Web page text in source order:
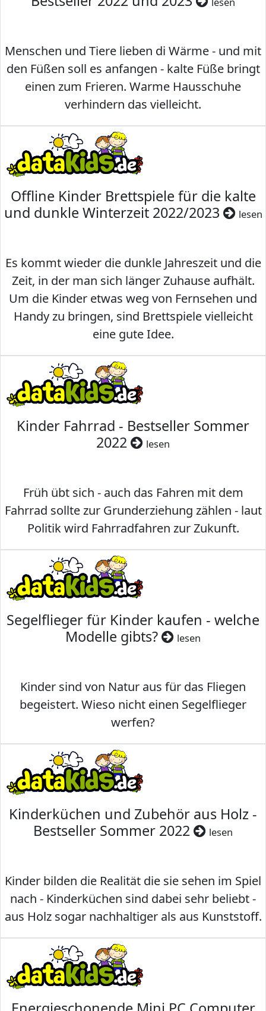
Menschen und Tiere lieben di Wärme - und mit
den Füßen soll es anfangen - kalte Füße bringt
einen zum Frieren. Warme Hausschuhe
verhindern das vielleicht.
Offline Kinder Brettspiele für die kalte
und dunkle Winterzeit 2022/2023
lesen
Es kommt wieder die dunkle Jahreszeit und die
Zeit, in der man sich länger Zuhause aufhält.
Um die Kinder etwas weg von Fernsehen und
Handy zu bringen, sind Brettspiele vielleicht
eine gute Idee.
Kinder Fahrrad - Bestseller Sommer
2022
lesen
Früh übt sich - auch das Fahren mit dem
Fahrrad sollte zur Grunderziehung zählen - laut
Politik wird Fahrradfahren zur Zukunft.
Segelflieger für Kinder kaufen - welche
Modelle gibts?
lesen
Kinder sind von Natur aus für das Fliegen
begeistert. Wieso nicht einen Segelflieger
werfen?
Kinderküchen und Zubehör aus Holz -
Bestseller Sommer 2022
lesen
Kinder bilden die Realität die sie sehen im Spiel
nach - Kinderküchen sind dabei sehr beliebt -
aus Holz sogar nachhaltiger als aus Kunststoff.